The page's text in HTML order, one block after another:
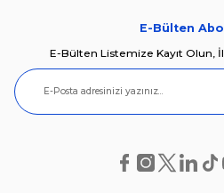
E-Bülten
E-Bülten Listemize Kayıt Olun,